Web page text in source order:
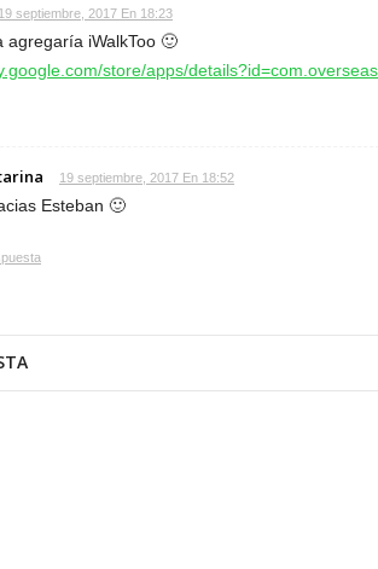
19 septiembre, 2017 En 18:23
agregaría iWalkToo 🙂
store/apps/
19 septiembre, 2017 En 18:52
Esteban 🙂